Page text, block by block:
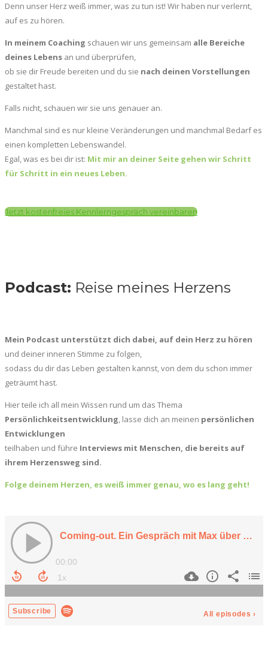
Denn unser Herz weiß immer, was zu tun ist! Wir haben nur verlernt,
auf es zu hören.
In meinem Coaching schauen wir uns gemeinsam alle Bereiche
deines Lebens an und überprüfen,
ob sie dir Freude bereiten und du sie nach deinen Vorstellungen
gestaltet hast.
Falls nicht, schauen wir sie uns genauer an.
Manchmal sind es nur kleine Veränderungen und manchmal Bedarf es
einen kompletten Lebenswandel.
Egal, was es bei dir ist: Mit mir an deiner Seite gehen wir Schritt
für Schritt in ein neues Leben.
Jetzt kostenfreies Kennlerngespräch vereinbaren
Podcast: Reise meines Herzens
Mein Podcast unterstützt dich dabei, auf dein Herz zu hören
und deiner inneren Stimme zu folgen,
sodass du dir das Leben gestalten kannst, von dem du schon immer
geträumt hast.
Hier teile ich all mein Wissen rund um das Thema
Persönlichkeitsentwicklung, lasse dich an meinen persönlichen
Entwicklungen
teilhaben und führe Interviews mit Menschen, die bereits auf
ihrem Herzensweg sind.
Folge deinem Herzen, es weiß immer genau, wo es lang geht!